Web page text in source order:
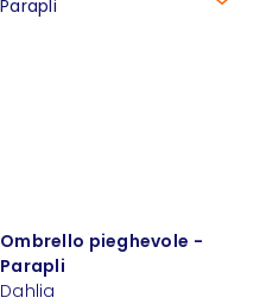
Ombrello pieghevole -
Parapli
Dahlia